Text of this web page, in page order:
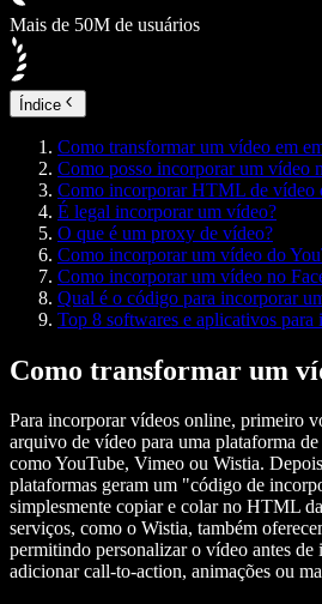
Mais de 50M de usuários
Índice
Como transformar um vídeo em
Como posso incorporar um vídeo
Como incorporar HTML de vídeo
É legal incorporar um vídeo?
O que é um proxy de vídeo?
Como incorporar um vídeo do
Como incorporar um vídeo no
Qual é o código para incorporar
Top 8 softwares e aplicativos para
Como transformar um
Para incorporar vídeos online, primeiro
arquivo de vídeo para uma plataforma
como YouTube, Vimeo ou Wistia.
plataformas geram um "código de
simplesmente copiar e colar no HTML
serviços, como o Wistia, também
permitindo personalizar o vídeo antes
adicionar call-to-action, animações ou